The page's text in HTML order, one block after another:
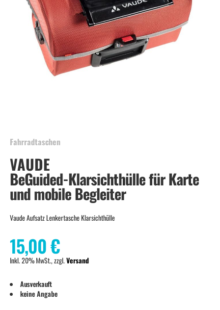
beginning
the
images
gallery
Fahrradtaschen
BeGuided-Klarsichthülle für Karte
und mobile Begleiter
VAUDE
Vaude Aufsatz Lenkertasche Klarsichthülle
15,00 €
Inkl. 20% MwSt., zzgl.Versand
Ausverkauft
keine Angabe